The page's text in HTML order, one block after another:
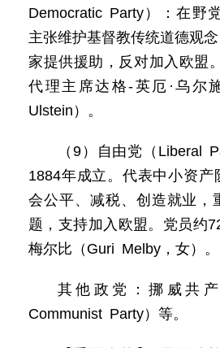
Democratic Party）：在野
主张维护基督教传统道德观
家提供援助，反对加入欧盟
代理主席达格-英厄·乌尔
Ulstein）。
（9）自由党（Liberal
1884年成立。代表中小资产
会公平、减税、创造就业，
题，支持加入欧盟。党员约
梅尔比（Guri Melby，女）。
其他政党：挪威共产
Communist Party）等。